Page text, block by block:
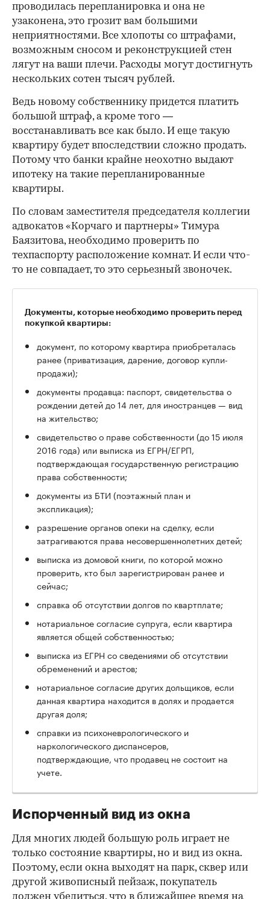
проводилась перепланировка и она не
узаконена, это грозит вам большими
неприятностями. Все хлопоты со штрафами,
возможным сносом и реконструкцией стен
лягут на ваши плечи. Расходы могут достигнуть
нескольких сотен тысяч рублей.
Ведь новому собственнику придется платить
большой штраф, а кроме того —
восстанавливать все как было. И еще такую
квартиру будет впоследствии сложно продать.
Потому что банки крайне неохотно выдают
ипотеку на такие перепланированные
квартиры.
По словам заместителя председателя коллегии
адвокатов «Корчаго и партнеры» Тимура
Баязитова, необходимо проверить по
техпаспорту расположение комнат. И если что-
то не совпадает, то это серьезный звоночек.
Документы, которые необходимо проверить перед
покупкой квартиры:
документ, по которому квартира приобреталась
ранее (приватизация, дарение, договор купли-
продажи);
документы продавца: паспорт, свидетельства о
рождении детей до 14 лет, для иностранцев — вид
на жительство;
свидетельство о праве собственности (до 15 июля
2016 года) или выписка из ЕГРН/ЕГРП,
подтверждающая государственную регистрацию
права собственности;
документы из БТИ (поэтажный план и
экспликация);
разрешение органов опеки на сделку, если
затрагиваются права несовершеннолетних детей;
выписка из домовой книги, по которой можно
проверить, кто был зарегистрирован ранее и
сейчас;
справка об отсутствии долгов по квартплате;
нотариальное согласие супруга, если квартира
является общей собственностью;
выписка из ЕГРН со сведениями об отсутствии
обременений и арестов;
нотариальное согласие других дольщиков, если
данная квартира находится в долях и продается
другая доля;
справки из психоневрологического и
наркологического диспансеров,
подтверждающие, что продавец не состоит на
учете.
Испорченный вид из окна
Для многих людей большую роль играет не
только состояние квартиры, но и вид из окна.
Поэтому, если окна выходят на парк, сквер или
другой живописный пейзаж, покупатель
должен убедиться, что в ближайшее время на